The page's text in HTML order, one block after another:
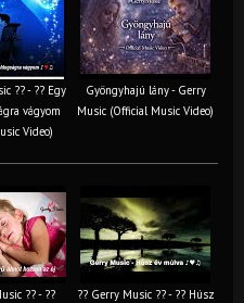
?? - ?? Egy
vágyom
Video)
Gyöngyhajú lány - Gerry
Music (Official Music Video)
?? - ??
?? Gerry Music ?? - ?? Húsz